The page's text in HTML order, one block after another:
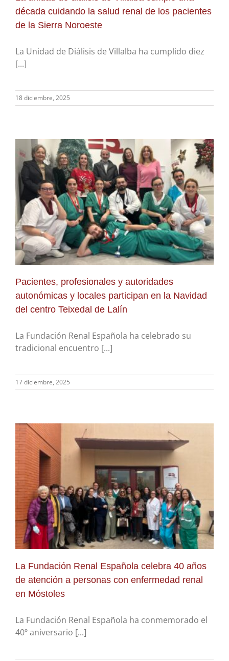
década cuidando la salud renal de los pacientes
de la Sierra Noroeste
La Unidad de Diálisis de Villalba ha cumplido diez
[...]
18 diciembre, 2025
Pacientes, profesionales y autoridades
autonómicas y locales participan en la Navidad
del centro Teixedal de Lalín
La Fundación Renal Española ha celebrado su
tradicional encuentro [...]
17 diciembre, 2025
La Fundación Renal Española celebra 40 años
de atención a personas con enfermedad renal
en Móstoles
La Fundación Renal Española ha conmemorado el
40º aniversario [...]